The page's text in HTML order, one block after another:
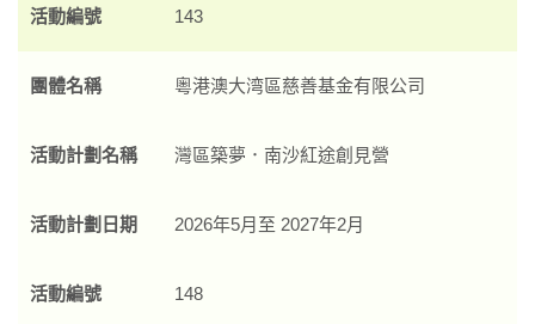
活動編號 143
團體名稱 粵港澳大湾區慈善基金有限公司
活動計劃名稱 灣區築夢．南沙紅途創見營
活動計劃日期 2026年5月至 2027年2月
活動編號 148